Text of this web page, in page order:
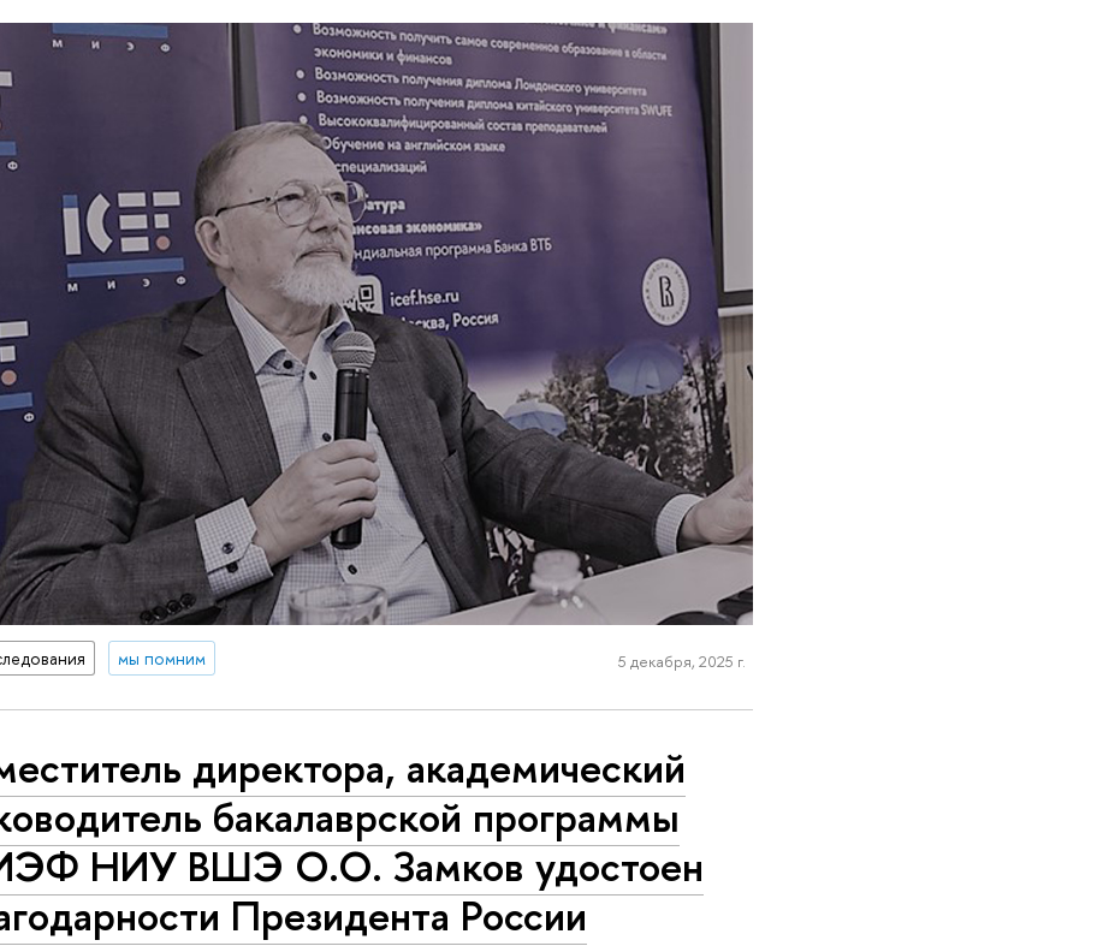
мы помним 5 декабря, 2025 г.
директора, академический
бакалаврской программы
НИУ ВШЭ О.О. Замков удостоен
Президента России